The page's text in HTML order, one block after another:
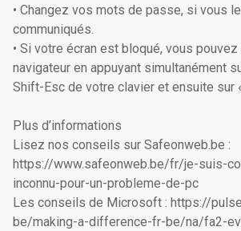
• Changez vos mots de passe, si vous
communiqués.
• Si votre écran est bloqué, vous
navigateur en appuyant simultanément
Shift-Esc de votre clavier et ensuite sur
Plus d’informations
Lisez nos conseils sur Safeonweb.be :
https://www.safeonweb.be/fr/je-suis-
inconnu-pour-un-probleme-de-pc
Les conseils de Microsoft : https://
be/making-a-difference-fr-be/na/fa2-